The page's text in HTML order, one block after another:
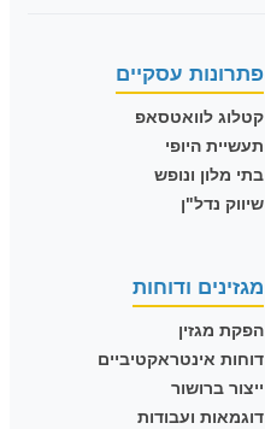
פתרונות עסקיים
קטלוג לוואטסאפ
תעשיית היופי
בתי מלון ונופש
שיווק נדל"ן
מגזינים ודוחות
הפקת מגזין
דוחות אינטראקטיביים
ייצור ברושור
דוגמאות ועבודות